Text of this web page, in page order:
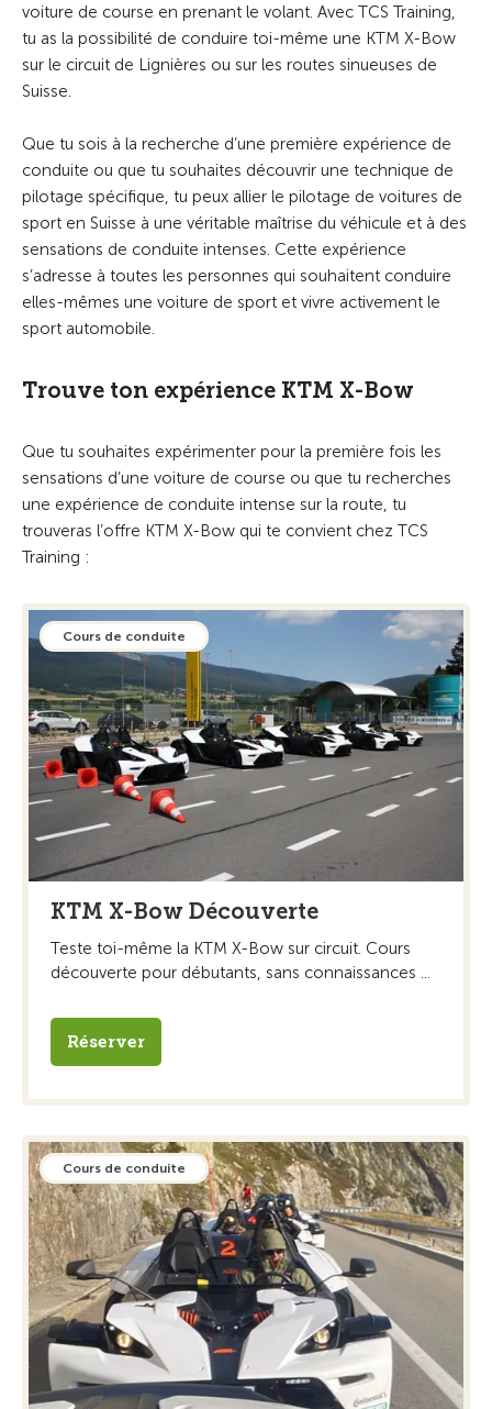
voiture de course en prenant le volant. Avec TCS Training,
tu as la possibilité de conduire toi-même une KTM X-Bow
sur le circuit de Lignières ou sur les routes sinueuses de
Suisse.
Que tu sois à la recherche d’une première expérience de
conduite ou que tu souhaites découvrir une technique de
pilotage spécifique, tu peux allier le pilotage de voitures de
sport en Suisse à une véritable maîtrise du véhicule et à des
sensations de conduite intenses. Cette expérience
s’adresse à toutes les personnes qui souhaitent conduire
elles-mêmes une voiture de sport et vivre activement le
sport automobile.
Trouve ton expérience KTM X-Bow
Que tu souhaites expérimenter pour la première fois les
sensations d’une voiture de course ou que tu recherches
une expérience de conduite intense sur la route, tu
trouveras l’offre KTM X-Bow qui te convient chez TCS
Training :
Cours de conduite
KTM X-Bow Découverte
Teste toi-même la KTM X-Bow sur circuit. Cours
découverte pour débutants, sans connaissances ...
Réserver
Cours de conduite